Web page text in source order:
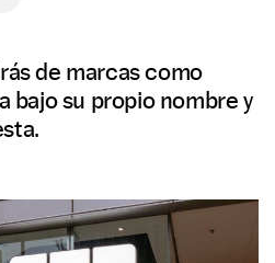
de marcas como
bajo su propio nombre y